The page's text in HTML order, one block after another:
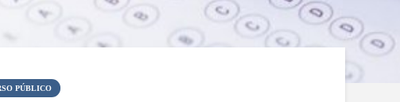
PÚBLICO